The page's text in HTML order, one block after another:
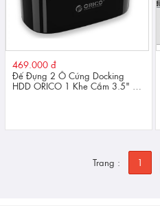
469.000 đ
Đế Đựng 2 Ổ Cứng Docking
HDD ORICO 1 Khe Cắm 3.5" Và
Trang : 1